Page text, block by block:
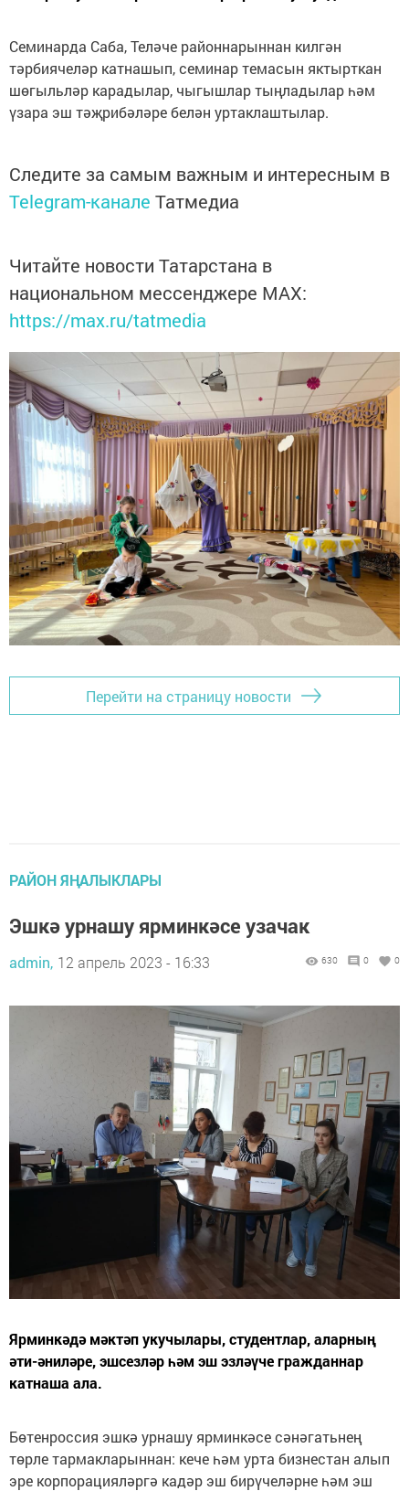
Семинарда Саба, Теләче районнарыннан килгән
тәрбиячеләр катнашып, семинар темасын яктырткан
шөгыльләр карадылар, чыгышлар тыңладылар һәм
үзара эш тәҗрибәләре белән уртаклаштылар.
Следите за самым важным и интересным в
Telegram-канале Татмедиа
Читайте новости Татарстана в
национальном мессенджере MАХ:
https://max.ru/tatmedia
Перейти на страницу новости
РАЙОН ЯҢАЛЫКЛАРЫ
Эшкә урнашу ярминкәсе узачак
admin, 12 апрель 2023 - 16:33 630 0 0
Ярминкәдә мәктәп укучылары, студентлар, аларның
әти-әниләре, эшсезләр һәм эш эзләүче гражданнар
катнаша ала.
Бөтенроссия эшкә урнашу ярминкәсе сәнәгатьнең
төрле тармакларыннан: кече һәм урта бизнестан алып
эре корпорацияләргә кадәр эш бирүчеләрне һәм эш